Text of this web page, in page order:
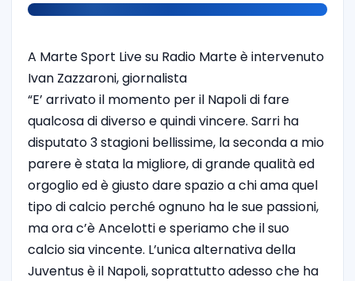
A Marte Sport Live su Radio Marte è intervenuto
Ivan Zazzaroni, giornalista
“E’ arrivato il momento per il Napoli di fare
qualcosa di diverso e quindi vincere. Sarri ha
disputato 3 stagioni bellissime, la seconda a mio
parere è stata la migliore, di grande qualità ed
orgoglio ed è giusto dare spazio a chi ama quel
tipo di calcio perché ognuno ha le sue passioni,
ma ora c’è Ancelotti e speriamo che il suo
calcio sia vincente. L’unica alternativa della
Juventus è il Napoli, soprattutto adesso che ha